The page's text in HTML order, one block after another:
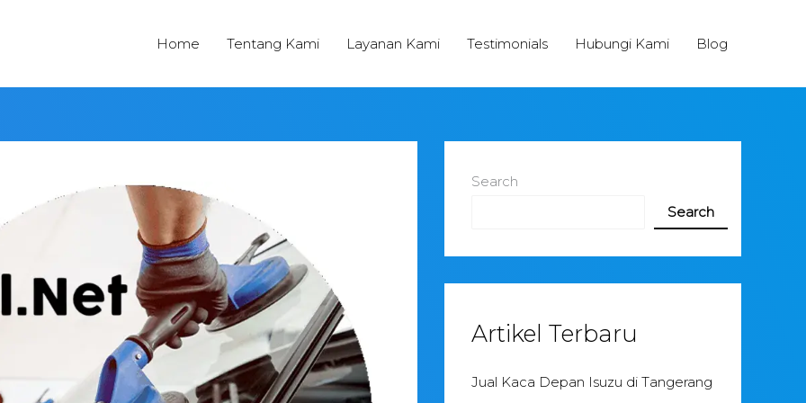
Home Tentang Kami Layanan Kami Testimonials Hubungi Kami Blog
Search
Search
Artikel Terbaru
Jual Kaca Depan Isuzu di Tangerang